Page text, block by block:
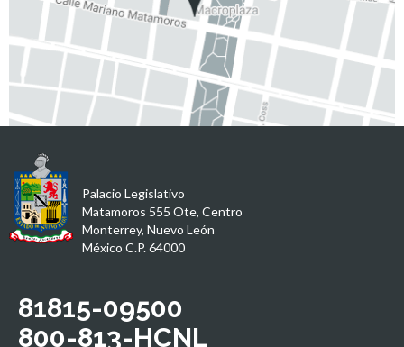
Palacio Legislativo
Matamoros 555 Ote, Centro
Monterrey, Nuevo León
México C.P. 64000
81815-09500
800-813-HCNL